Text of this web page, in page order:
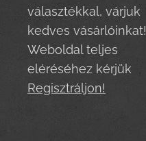
választékkal, várjuk
kedves vásárlóinkat!
Weboldal teljes
eléréséhez kérjük
Regisztráljon!